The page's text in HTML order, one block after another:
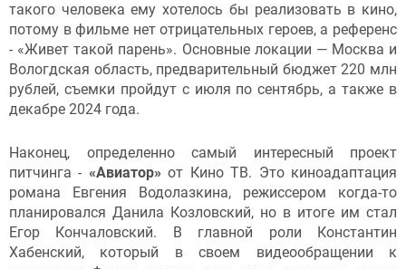
такого человека ему хотелось бы реализовать в кино,
потому в фильме нет отрицательных героев, а референс
- «Живет такой парень». Основные локации — Москва и
Вологдская область, предварительный бюджет 220 млн
рублей, съемки пройдут с июля по сентябрь, а также в
декабре 2024 года.
Наконец, определенно самый интересный проект
питчинга - «Авиатор» от Кино ТВ. Это киноадаптация
романа Евгения Водолазкина, режиссером когда-то
планировался Данила Козловский, но в итоге им стал
Егор Кончаловский. В главной роли Константин
Хабенский, который в своем видеообращении к